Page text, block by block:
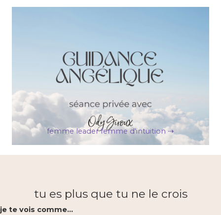
femme leader femme d'intuition ⇢
tu es plus que tu ne le crois
je te vois comme…